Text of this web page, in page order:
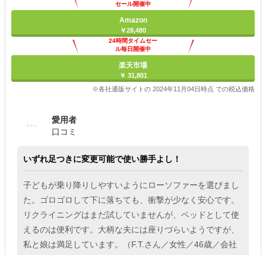
セール開催中
Amazon
￥28,480
24時間タイムセー
ル毎日開催中
楽天市場
￥ 31,801
※各社通販サイトの 2024年11月04日時点 での税込価格
愛用者
口コミ
いずれ足つきに変更可能で使い勝手よし！
子どもが乗り降りしやすいようにローソファーを選びまし
た。ゴロゴロして下に落ちても、衝撃が少なく安心です。
リクライニングはまだ試していませんが、ベッドとして使
えるのは便利です。大柄な夫には座りづらいようですが、
私と娘は満足しています。（F.T.さん／女性／46歳／会社